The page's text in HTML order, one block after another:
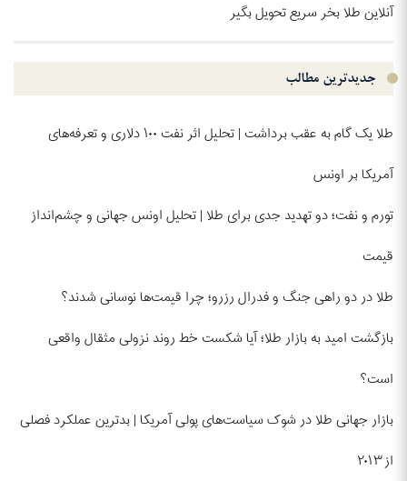
آنلاین طلا بخر سریع تحویل بگیر
جدیدترین مطالب
طلا یک گام به عقب برداشت | تحلیل اثر نفت ۱۰۰ دلاری و تعرفه‌های
آمریکا بر اونس
تورم و نفت؛ دو تهدید جدی برای طلا | تحلیل اونس جهانی و چشم‌انداز
قیمت
طلا در دو راهی جنگ و فدرال رزرو؛ چرا قیمت‌ها نوسانی شدند؟
بازگشت امید به بازار طلا؛ آیا شکست خط روند نزولی مثقال واقعی
است؟
بازار جهانی طلا در شوک سیاست‌های پولی آمریکا | بدترین عملکرد فصلی
از ۲۰۱۳